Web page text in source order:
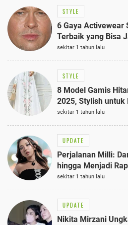
STYLE
6 Gaya Activewear
Terbaik yang Bisa
sekitar 1 tahun lalu
STYLE
8 Model Gamis
2025, Stylish untuk
Semi-Formal
sekitar 1 tahun lalu
UPDATE
Perjalanan Milli:
hingga Menjadi
sekitar 1 tahun lalu
UPDATE
Nikita Mirzani